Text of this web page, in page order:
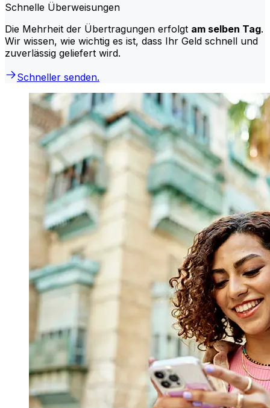
Schnelle Überweisungen
Die Mehrheit der Übertragungen erfolgt am selben Tag.
Wir wissen, wie wichtig es ist, dass Ihr Geld schnell und
zuverlässig geliefert wird.
Schneller senden.